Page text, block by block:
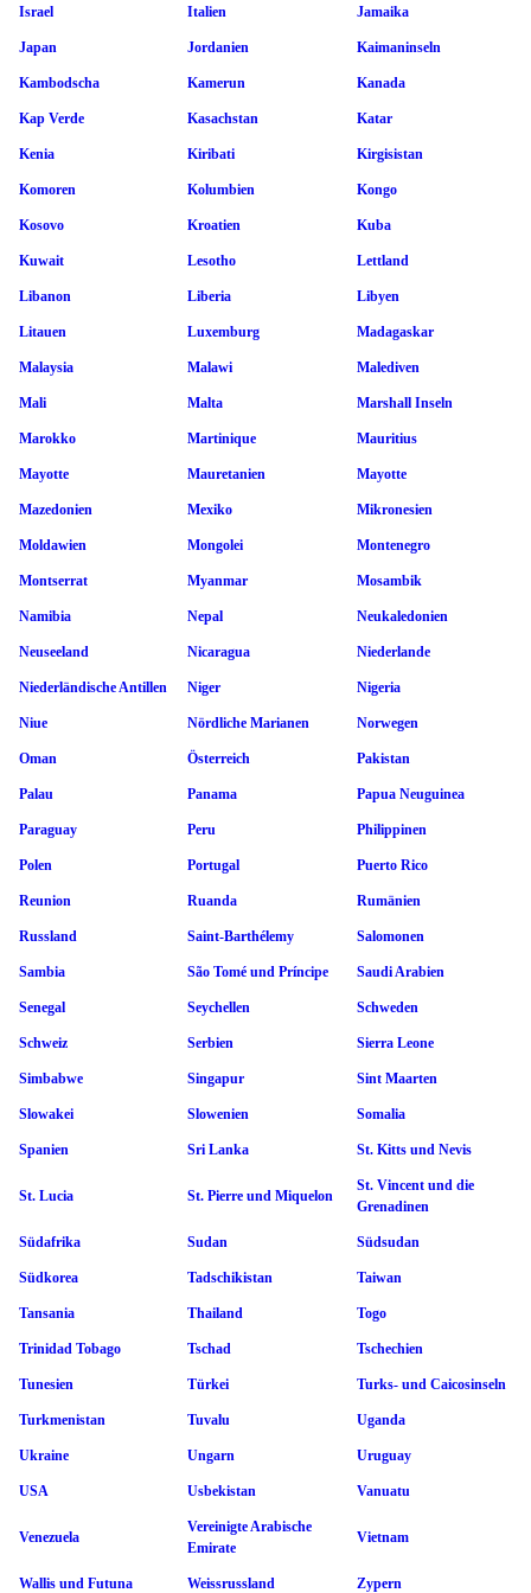
Israel Italien Jamaika
Japan Jordanien Kaimaninseln
Kambodscha Kamerun Kanada
Kap Verde Kasachstan Katar
Kenia Kiribati Kirgisistan
Komoren Kolumbien Kongo
Kosovo Kroatien Kuba
Kuwait Lesotho Lettland
Libanon Liberia Libyen
Litauen Luxemburg Madagaskar
Malaysia Malawi Malediven
Mali Malta Marshall Inseln
Marokko Martinique Mauritius
Mayotte Mauretanien Mayotte
Mazedonien Mexiko Mikronesien
Moldawien Mongolei Montenegro
Montserrat Myanmar Mosambik
Namibia Nepal Neukaledonien
Neuseeland Nicaragua Niederlande
Niederländische Antillen Niger Nigeria
Niue Nördliche Marianen Norwegen
Oman Österreich Pakistan
Palau Panama Papua Neuguinea
Paraguay Peru Philippinen
Polen Portugal Puerto Rico
Reunion Ruanda Rumänien
Russland Saint-Barthélemy Salomonen
Sambia São Tomé und Príncipe Saudi Arabien
Senegal Seychellen Schweden
Schweiz Serbien Sierra Leone
Simbabwe Singapur Sint Maarten
Slowakei Slowenien Somalia
Spanien Sri Lanka St. Kitts und Nevis
St. Lucia St. Pierre und Miquelon
St. Vincent und die
Grenadinen
Südafrika Sudan Südsudan
Südkorea Tadschikistan Taiwan
Tansania Thailand Togo
Trinidad Tobago Tschad Tschechien
Tunesien Türkei Turks- und Caicosinseln
Turkmenistan Tuvalu Uganda
Ukraine Ungarn Uruguay
USA Usbekistan Vanuatu
Venezuela
Vereinigte Arabische
Emirate
Vietnam
Wallis und Futuna Weissrussland Zypern